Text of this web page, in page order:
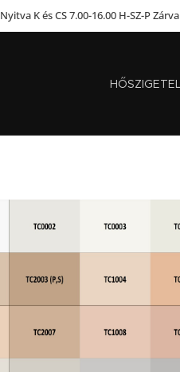
Nyitva K és CS 7.00-16.00 H-SZ-P Zárva